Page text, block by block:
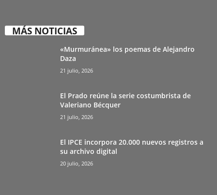
MÁS NOTICIAS
«Murmuránea» los poemas de Alejandro
Daza
21 julio, 2026
El Prado reúne la serie costumbrista de
Valeriano Bécquer
21 julio, 2026
El IPCE incorpora 20.000 nuevos registros a
su archivo digital
20 julio, 2026